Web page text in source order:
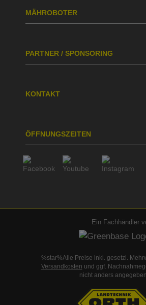
MÄHROBOTER
PARTNER / SPONSORING
KONTAKT
ÖFFNUNGSZEITEN
Ein Fachhändler
%star%Alle Preise inkl. gesetzl.
Versandkosten und ggf.
nicht anders